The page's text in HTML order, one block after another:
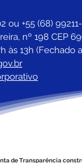
ou +55 (68)
nº 198 CEP
às 13h
de Transparência